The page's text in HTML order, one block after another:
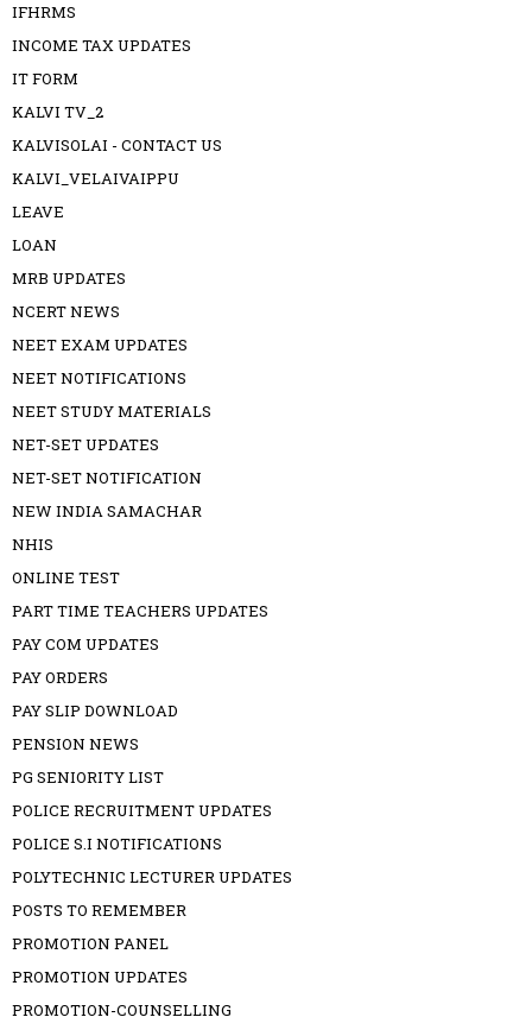
IFHRMS
INCOME TAX UPDATES
IT FORM
KALVI TV_2
KALVISOLAI - CONTACT US
KALVI_VELAIVAIPPU
LEAVE
LOAN
MRB UPDATES
NCERT NEWS
NEET EXAM UPDATES
NEET NOTIFICATIONS
NEET STUDY MATERIALS
NET-SET UPDATES
NET-SET NOTIFICATION
NEW INDIA SAMACHAR
NHIS
ONLINE TEST
PART TIME TEACHERS UPDATES
PAY COM UPDATES
PAY ORDERS
PAY SLIP DOWNLOAD
PENSION NEWS
PG SENIORITY LIST
POLICE RECRUITMENT UPDATES
POLICE S.I NOTIFICATIONS
POLYTECHNIC LECTURER UPDATES
POSTS TO REMEMBER
PROMOTION PANEL
PROMOTION UPDATES
PROMOTION-COUNSELLING